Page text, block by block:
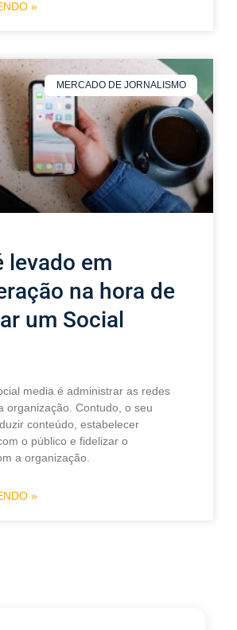
»
MERCADO DE JORNALISMO
levado em
na hora de
um Social
media é administrar as redes
organização. Contudo, o seu
conteúdo, estabelecer
o público e fidelizar o
a organização.
»